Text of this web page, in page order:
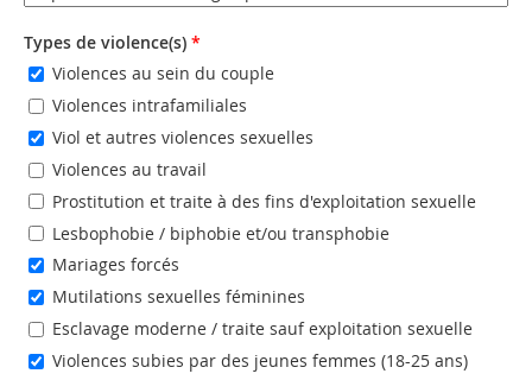
Types de violence(s) *
Violences au sein du couple
Violences intrafamiliales
Viol et autres violences sexuelles
Violences au travail
Prostitution et traite à des fins d'exploitation sexuelle
Lesbophobie / biphobie et/ou transphobie
Mariages forcés
Mutilations sexuelles féminines
Esclavage moderne / traite sauf exploitation sexuelle
Violences subies par des jeunes femmes (18-25 ans)